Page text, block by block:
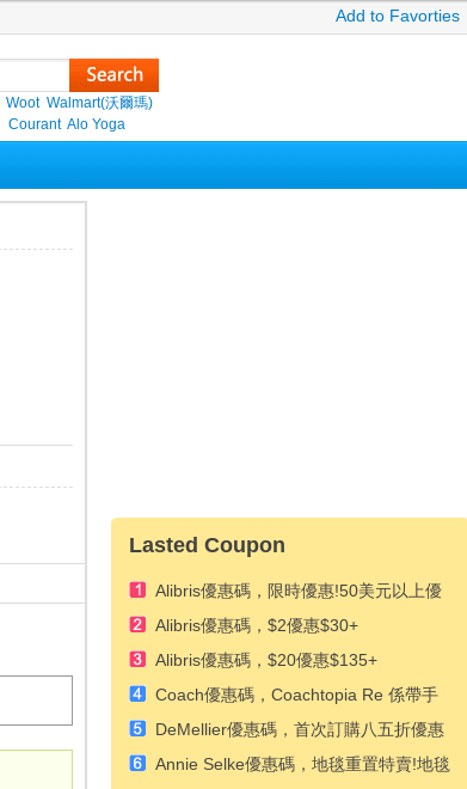
Add to Favorties
Woot Walmart(沃爾瑪)
Courant Alo Yoga
Lasted Coupon
Alibris優惠碼，限時優惠!50美元以上優
惠5美元
Alibris優惠碼，$2優惠$30+
Alibris優惠碼，$20優惠$135+
Coach優惠碼，Coachtopia Re 係帶手
提包的免費繩索
DeMellier優惠碼，首次訂購八五折優惠
Annie Selke優惠碼，地毯重置特賣!地毯